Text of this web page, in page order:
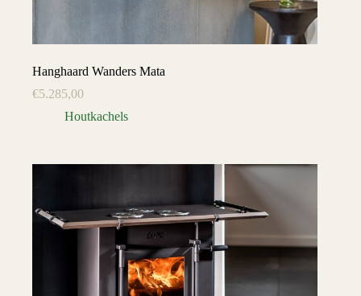
Hanghaard Wanders Mata
€5.285,00
Houtkachels